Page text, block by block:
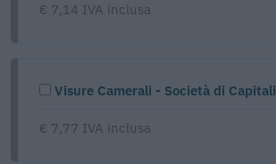
€ 7,14 IVA inclusa
Visure Camerali - Società di Capitali
€ 7,77 IVA inclusa